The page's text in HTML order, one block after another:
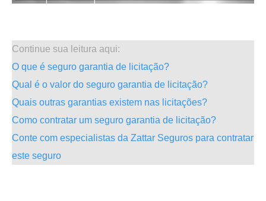
Continue sua leitura aqui:
O que é seguro garantia de licitação?
Qual é o valor do seguro garantia de licitação?
Quais outras garantias existem nas licitações?
Como contratar um seguro garantia de licitação?
Conte com especialistas da Zattar Seguros para contratar
este seguro